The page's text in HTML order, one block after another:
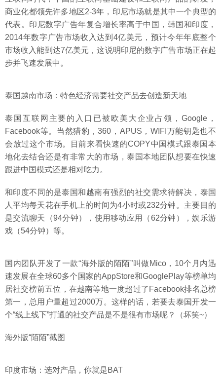
商业化都领先许多地区2-3年，印尼市场就是其中一个典型的
代表。印尼数字广告年复合增长率高于中国，韩国和印度，
2014年数字广告市场收入达到4亿美元，预计今年年底整个
市场收入能到达7亿美元，这说明印尼的数字广告市场正在起
步并飞速发展中。
泰国越南市场：特色经济需要社交产品去创造新天地
泰国互联网主要的入口已被欧美大企业占领，Google，
Facebook等。当然猎豹，360，APUS，WIFI万能钥匙也不
会放过这个市场。目前来看快速的COPY中国模式跟泰国本
地化去结合还是有非常大的市场，泰国本地团队想要在快速
跟进中国模式还是相对吃力。
和印度不同的是泰国和越南有强烈的社交需求待解决，泰国
人平均每天花在手机上的时间为4小时或232分钟。主要目的
是交流聊天（94分钟），使用移动应用（62分钟），娱乐游
戏（54分钟）等。
国内团队开发了一款“海外版的陌陌”叫做Mico，10个月内迅
速发展在全球60多个国家的AppStore和GooglePlay等榜单均
居社交榜前五位，在越南等地一度超过了Facebook排名总榜
第一，总用户量超过2000万。这样的话，若要去泰国开发一
个“线上线下”打通的社交产品是不是很有市场呢？（坏笑~）
海外版“陌陌”截图
印度市场：选对产品，你就是BAT